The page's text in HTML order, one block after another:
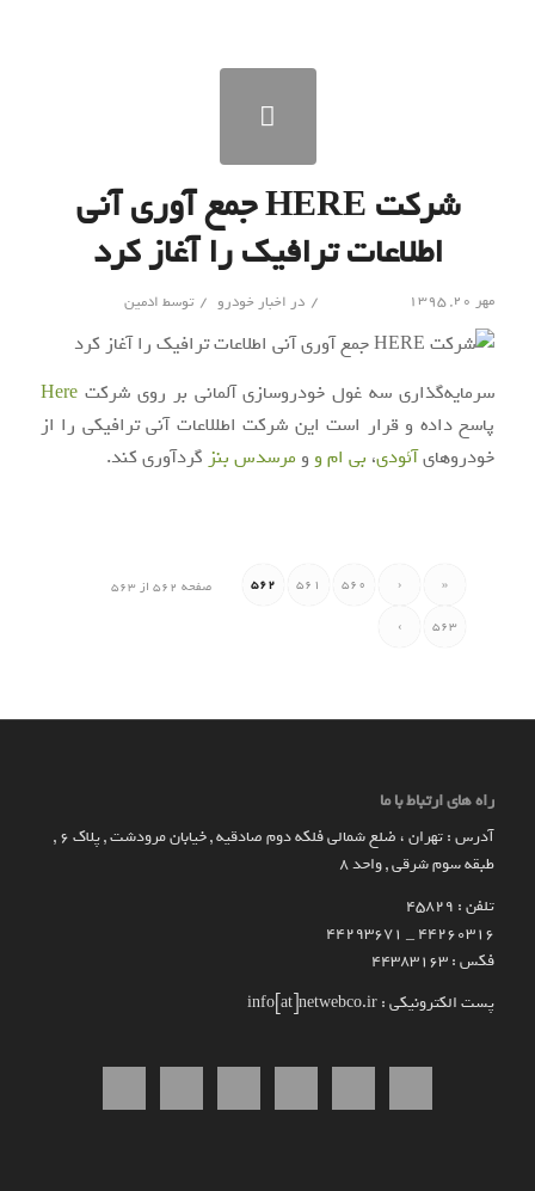
شرکت HERE جمع آوری آنی
اطلاعات ترافیک را آغاز کرد
مهر ۲۰, ۱۳۹۵ / در اخبار خودرو / توسط ادمین
سرمایه‌گذاری سه غول خودرو‌سازی آلمانی بر روی شرکتHere
پاسخ داده و قرار است این شرکت اطللاعات آنی ترافیکی را از
خودرو‌هایآئودی، بی ام و و مرسدس بنز گردآوری کند.
صفحه 562 از 563 «
‹
560
561
562
563
›
راه های ارتباط با ما
آدرس : تهران ، ضلع شمالی فلکه دوم صادقیه , خیابان مرودشت , پلاک ۶ ,
طبقه سوم شرقی , واحد ۸
تلفن : 45829
۴۴۲۶۰۳۱۶ _ 44293671
فکس : 44383163
پست الکترونیکی : info[at]netwebco.ir